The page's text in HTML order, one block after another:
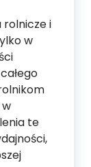
rolnicze i
w
te